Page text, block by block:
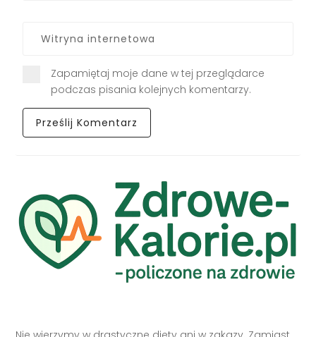
Zapamiętaj moje dane w tej przeglądarce
podczas pisania kolejnych komentarzy.